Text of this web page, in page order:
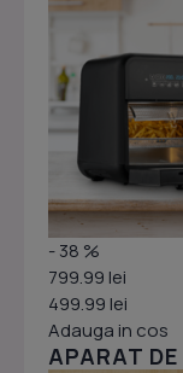
- 38 %
799.99 lei
499.99 lei
Adauga in cos
APARAT